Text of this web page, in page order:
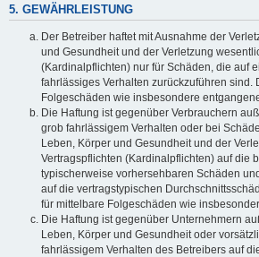
5. GEWÄHRLEISTUNG
Der Betreiber haftet mit Ausnahme der
und Gesundheit und der Verletzung
(Kardinalpflichten) nur für Schäden, die auf
fahrlässiges Verhalten zurückzuführen sind.
Folgeschäden wie insbesondere
Die Haftung ist gegenüber Verbrauchern
grob fahrlässigem Verhalten oder bei
Leben, Körper und Gesundheit und der
Vertragspflichten (Kardinalpflichten) auf die
typischerweise vorhersehbaren Schäden
auf die vertragstypischen
für mittelbare Folgeschäden wie
Die Haftung ist gegenüber Unternehmern
Leben, Körper und Gesundheit oder
fahrlässigem Verhalten des Betreibers auf